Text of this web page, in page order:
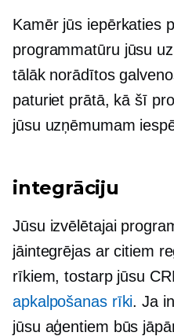
Kamēr jūs iepērkaties
programmatūru jūsu
tālāk norādītos
paturiet prātā, kā šī
jūsu uzņēmumam
integrāciju
Jūsu izvēlētajai
jāintegrējas ar citiem
rīkiem, tostarp jūsu
apkalpošanas rīki. Ja
jūsu aģentiem būs